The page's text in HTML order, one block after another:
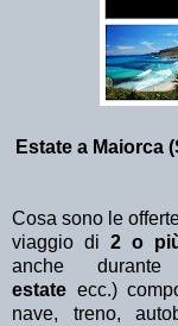
Estate a Maiorca
Cosa sono le
viaggio di2 o
anche
estate ecc.)
nave, treno,